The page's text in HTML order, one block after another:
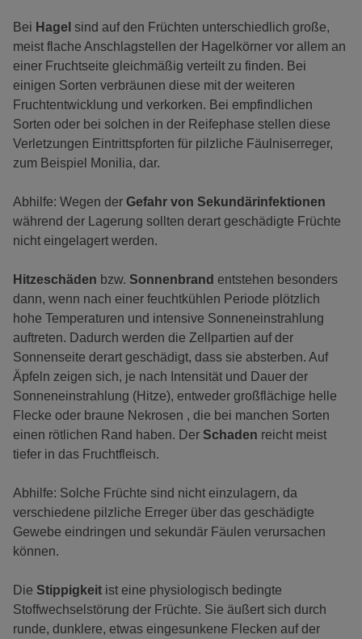
Bei Hagel sind auf den Früchten unterschiedlich große,
meist flache Anschlagstellen der Hagelkörner vor allem an
einer Fruchtseite gleichmäßig verteilt zu finden. Bei
einigen Sorten verbräunen diese mit der weiteren
Fruchtentwicklung und verkorken. Bei empfindlichen
Sorten oder bei solchen in der Reifephase stellen diese
Verletzungen Eintrittspforten für pilzliche Fäulniserreger,
zum Beispiel Monilia, dar.
Abhilfe: Wegen der Gefahr von Sekundärinfektionen
während der Lagerung sollten derart geschädigte Früchte
nicht eingelagert werden.
Hitzeschäden bzw. Sonnenbrand entstehen besonders
dann, wenn nach einer feuchtkühlen Periode plötzlich
hohe Temperaturen und intensive Sonneneinstrahlung
auftreten. Dadurch werden die Zellpartien auf der
Sonnenseite derart geschädigt, dass sie absterben. Auf
Äpfeln zeigen sich, je nach Intensität und Dauer der
Sonneneinstrahlung (Hitze), entweder großflächige helle
Flecke oder braune Nekrosen , die bei manchen Sorten
einen rötlichen Rand haben. Der Schaden reicht meist
tiefer in das Fruchtfleisch.
Abhilfe: Solche Früchte sind nicht einzulagern, da
verschiedene pilzliche Erreger über das geschädigte
Gewebe eindringen und sekundär Fäulen verursachen
können.
Die Stippigkeit ist eine physiologisch bedingte
Stoffwechselstörung der Früchte. Sie äußert sich durch
runde, dunklere, etwas eingesunkene Flecken auf der